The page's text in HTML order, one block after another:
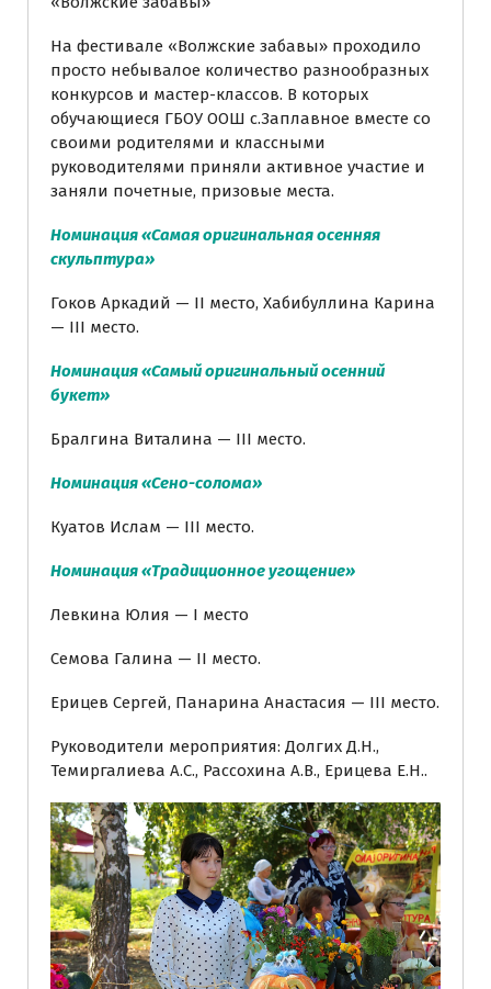
На фестивале «Волжские забавы» проходило
просто небывалое количество разнообразных
конкурсов и мастер-классов. В которых
обучающиеся ГБОУ ООШ с.Заплавное вместе со
своими родителями и классными
руководителями приняли активное участие и
заняли почетные, призовые места.
Номинация «Самая оригинальная осенняя
скульптура»
Гоков Аркадий — II место, Хабибуллина Карина
— III место.
Номинация «Самый оригинальный осенний
букет»
Бралгина Виталина — III место.
Номинация «Сено-солома»
Куатов Ислам — III место.
Номинация «Традиционное угощение»
Левкина Юлия — I место
Семова Галина — II место.
Ерицев Сергей, Панарина Анастасия — III место.
Руководители мероприятия: Долгих Д.Н.,
Темиргалиева А.С., Рассохина А.В., Ерицева Е.Н..